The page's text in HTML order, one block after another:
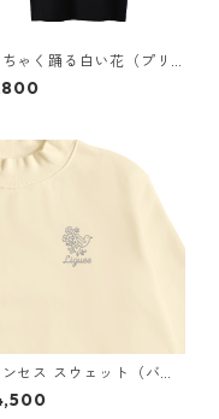
ゃく踊る白い花（プリ
Tシャツ
セス スウェット（バッ
ント）× Liguee®️花ロゴ
）